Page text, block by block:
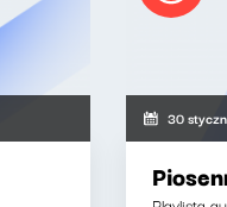
30